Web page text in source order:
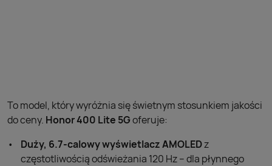
To model, który wyróżnia się świetnym stosunkiem jakości
do ceny. Honor 400 Lite 5Goferuje:
Duży, 6.7-calowy wyświetlacz AMOLEDz
częstotliwością odświeżania 120 Hz – dla płynnego